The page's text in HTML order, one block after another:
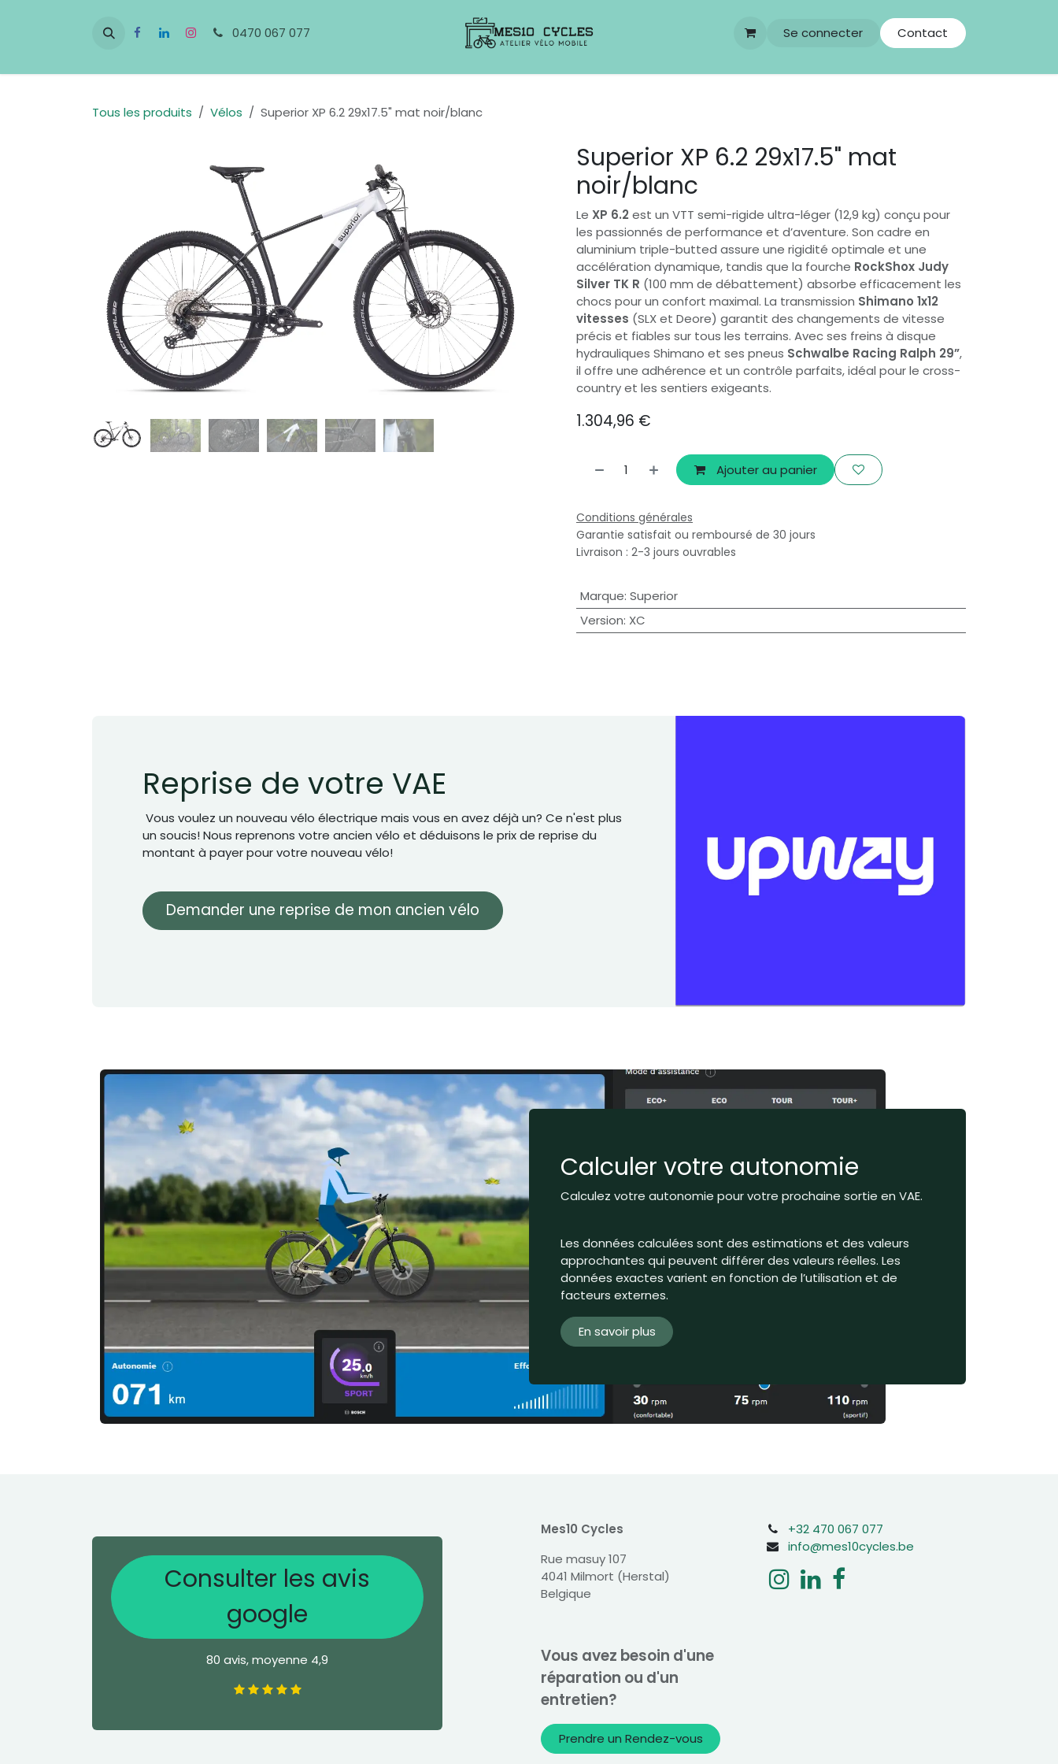
0470 067 077
Se connecter Contact
Tous les produits Vélos Superior XP 6.2 29x17.5" mat noir/blanc
Superior XP 6.2 29x17.5" mat
noir/blanc
Le XP 6.2est un VTT semi-rigide ultra-léger (12,9 kg) conçu pour
les passionnés de performance et d’aventure. Son cadre en
aluminium triple-butted assure une rigidité optimale et une
accélération dynamique, tandis que la fourche RockShox Judy
Silver TK R (100 mm de débattement) absorbe efficacement les
chocs pour un confort maximal. La transmission Shimano 1x12
vitesses (SLX et Deore) garantit des changements de vitesse
précis et fiables sur tous les terrains. Avec ses freins à disque
hydrauliques Shimano et ses pneus Schwalbe Racing Ralph 29”,
il offre une adhérence et un contrôle parfaits, idéal pour le cross-
country et les sentiers exigeants.
1.304,96 €
Ajouter au panier
Conditions générales
Garantie satisfait ou remboursé de 30 jours
Livraison : 2-3 jours ouvrables
Marque: Superior
Version: XC
Reprise de votre VAE
Vous voulez un nouveau vélo électrique mais vous en avez déjà un? Ce n'est plus
un soucis! Nous reprenons votre ancien vélo et déduisons le prix de reprise du
montant à payer pour votre nouveau vélo!
Demander une reprise de mon ancien vélo
Calculer votre autonomie
Calculez votre autonomie pour votre prochaine sortie en VAE.
Les données calculées sont des estimations et des valeurs
approchantes qui peuvent différer des valeurs réelles. Les
données exactes varient en fonction de l’utilisation et de
facteurs externes.
En savoir plus
Consulter les avis
google
80 avis, moyenne 4,9
Mes10 Cycles
Rue masuy 107
4041 Milmort (Herstal)
Belgique
Vous avez besoin d'une
réparation ou d'un
entretien?
Prendre un Rendez-vous
+32 470 067 077
info@mes10cycles.be